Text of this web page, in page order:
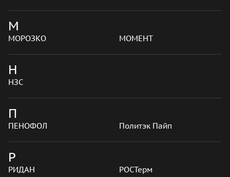
М
МОРОЗКО МОМЕНТ
Н
НЗС
П
ПЕНОФОЛ Политэк Пайп
Р
РИДАН
РОСТерм